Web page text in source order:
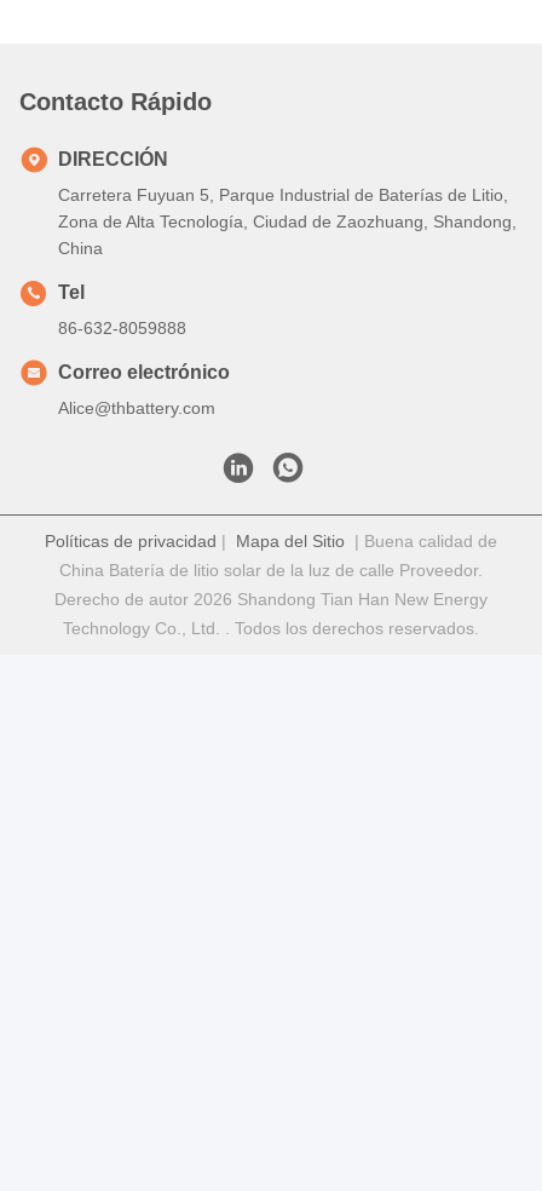
Contacto Rápido
DIRECCIÓN
Carretera Fuyuan 5, Parque Industrial de Baterías de Litio,
Zona de Alta Tecnología, Ciudad de Zaozhuang, Shandong,
China
Tel
86-632-8059888
Correo electrónico
Alice@thbattery.com
Políticas de privacidad | Mapa del Sitio | Buena calidad de
China Batería de litio solar de la luz de calle Proveedor.
Derecho de autor 2026 Shandong Tian Han New Energy
Technology Co., Ltd. . Todos los derechos reservados.